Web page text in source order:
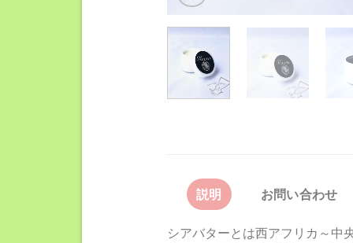
説明 お問い合わせ
シアバターとは西アフリカ～中